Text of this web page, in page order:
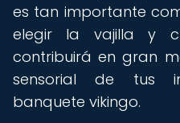
es tan importante
elegir la vajilla y
contribuirá en gran
sensorial de tus
banquete vikingo.